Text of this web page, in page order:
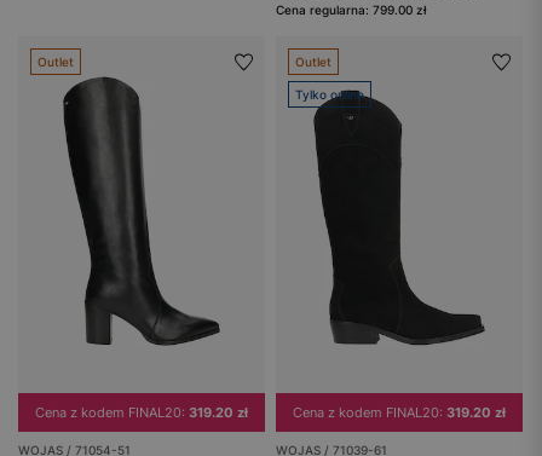
Cena regularna: 799.00 zł
Outlet
Cena z kodem FINAL20: 319.20 zł
WOJAS / 71054-51
Outlet
Tylko online
Cena z kodem FINAL20: 319.20 zł
WOJAS / 71039-61